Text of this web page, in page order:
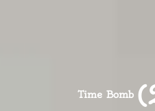
Time Bomb